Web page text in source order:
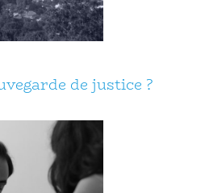
de justice ?